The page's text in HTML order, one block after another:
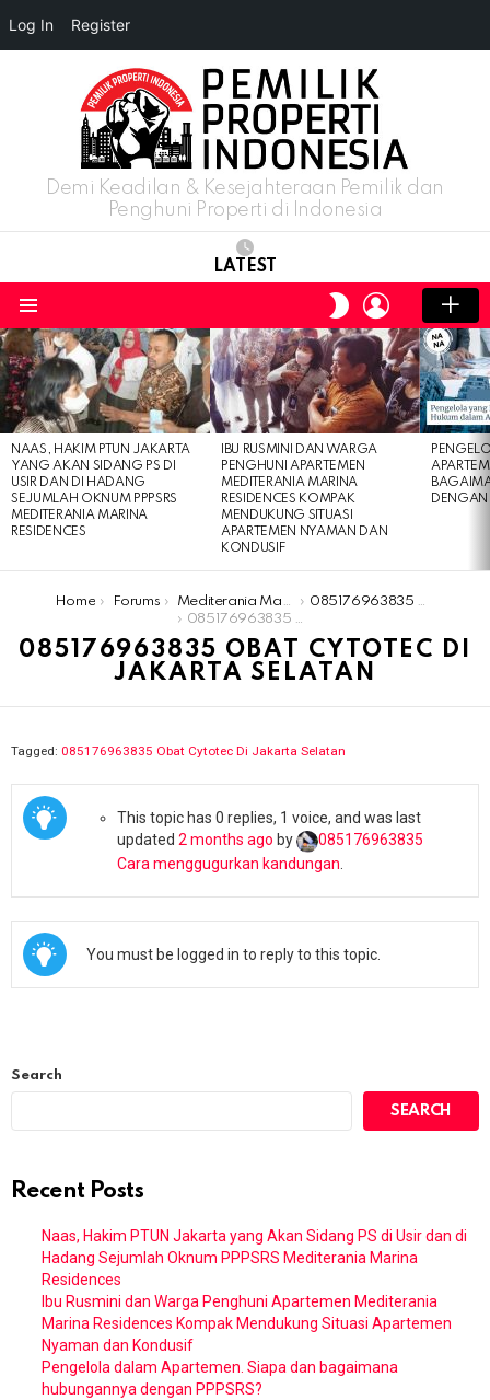
Demi Keadilan & Kesejahteraan Pemilik dan
Penghuni Properti di Indonesia
LATEST
SWITCH
SKIN
LOGIN
LATEST
STORIES
NAAS, HAKIM PTUN JAKARTA
YANG AKAN SIDANG PS DI
USIR DAN DI HADANG
SEJUMLAH OKNUM PPPSRS
MEDITERANIA MARINA
RESIDENCES
IBU RUSMINI DAN WARGA
PENGHUNI APARTEMEN
MEDITERANIA MARINA
RESIDENCES KOMPAK
MENDUKUNG SITUASI
APARTEMEN NYAMAN DAN
KONDUSIF
DENGAN
You are here:
Home Forums Mediterania Marina Residences
​​️085176963835​ Obat Cytotec Di Jakarta Selatan
​​️085176963835​ Obat Cytotec Di Jakarta Selatan
​​️085176963835​ OBAT CYTOTEC DI
JAKARTA SELATAN
Tagged: ​​️085176963835​ Obat Cytotec Di Jakarta Selatan
This topic has 0 replies, 1 voice, and was last
updated 2 months ago by
085176963835​
Cara menggugurkan kandungan.
You must be logged in to reply to this topic.
Search
SEARCH
Recent Posts
Naas, Hakim PTUN Jakarta yang Akan Sidang PS di Usir dan di
Hadang Sejumlah Oknum PPPSRS Mediterania Marina
Residences
Ibu Rusmini dan Warga Penghuni Apartemen Mediterania
Marina Residences Kompak Mendukung Situasi Apartemen
Nyaman dan Kondusif
Pengelola dalam Apartemen. Siapa dan bagaimana
hubungannya dengan PPPSRS?
Log In Register